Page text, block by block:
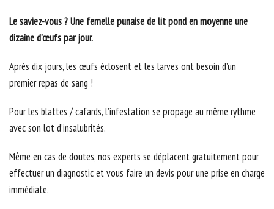
Le saviez-vous ? Une femelle punaise de lit pond en moyenne une
dizaine d’œufs par jour.
Après dix jours, les œufs éclosent et les larves ont besoin d’un
premier repas de sang !
Pour les blattes / cafards, l’infestation se propage au même rythme
avec son lot d’insalubrités.
Même en cas de doutes, nos experts se déplacent gratuitement pour
effectuer un diagnostic et vous faire un devis pour une prise en charge
immédiate.